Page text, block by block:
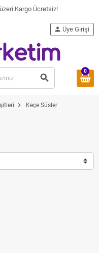
Kargo Ücretsiz!
search
person Üye Girişi
0
chevron_right Keçe Süsler